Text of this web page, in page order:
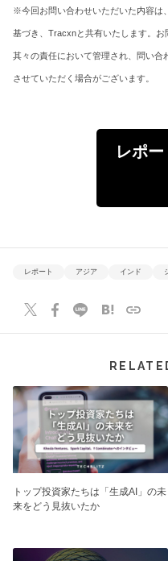
※今回お問い合わせいただいた内容は
基づき、Tracxnと共有いたします。お
其々の責任において管理され、問い合
させていただく場合がございます。
レポ
レポート アジア インド
トップ投資家たちは「生成AI」の未
来をどう見抜いたか